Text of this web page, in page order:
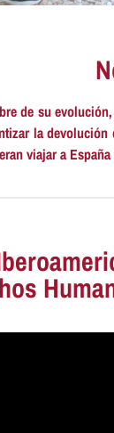
de su
la
viajar a